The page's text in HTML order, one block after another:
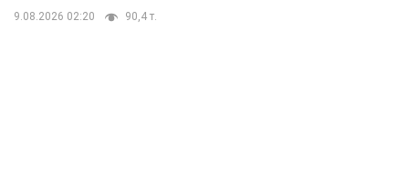
9.08.2026 02:20 90,4 т.